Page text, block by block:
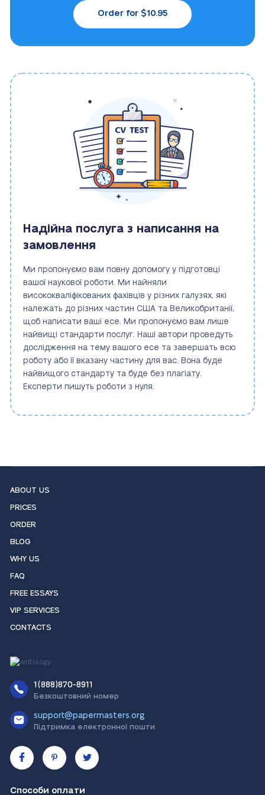
Order for $10.95
Надійна послуга з написання на
замовлення
Ми пропонуємо вам повну допомогу у підготовці
вашої наукової роботи. Ми найняли
висококваліфікованих фахівців у різних галузях, які
належать до різних частин США та Великобританії,
щоб написати ваші есе. Ми пропонуємо вам лише
найвищі стандарти послуг. Наші автори проведуть
дослідження на тему вашого есе та завершать всю
роботу або її вказану частину для вас. Вона буде
найвищого стандарту та буде без плагіату.
Експерти пишуть роботи з нуля.
ABOUT US
PRICES
ORDER
BLOG
WHY US
FAQ
FREE ESSAYS
VIP SERVICES
CONTACTS
1(888)870-8911
Безкоштовний номер
support@papermasters.org
Підтримка електронної пошти
Способи оплати